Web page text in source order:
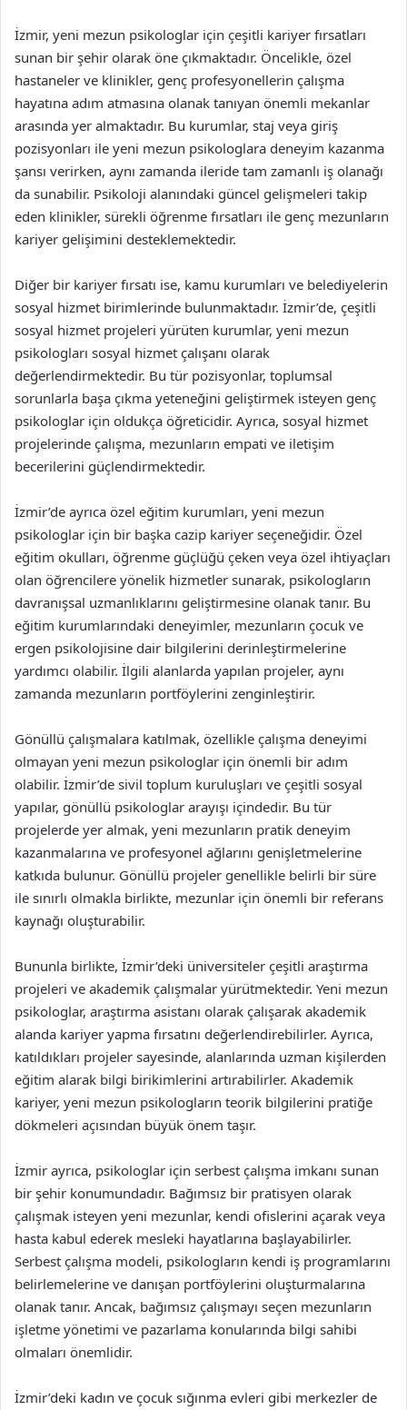
İzmir, yeni mezun psikologlar için çeşitli kariyer fırsatları
sunan bir şehir olarak öne çıkmaktadır. Öncelikle, özel
hastaneler ve klinikler, genç profesyonellerin çalışma
hayatına adım atmasına olanak tanıyan önemli mekanlar
arasında yer almaktadır. Bu kurumlar, staj veya giriş
pozisyonları ile yeni mezun psikologlara deneyim kazanma
şansı verirken, aynı zamanda ileride tam zamanlı iş olanağı
da sunabilir. Psikoloji alanındaki güncel gelişmeleri takip
eden klinikler, sürekli öğrenme fırsatları ile genç mezunların
kariyer gelişimini desteklemektedir.
Diğer bir kariyer fırsatı ise, kamu kurumları ve belediyelerin
sosyal hizmet birimlerinde bulunmaktadır. İzmir’de, çeşitli
sosyal hizmet projeleri yürüten kurumlar, yeni mezun
psikologları sosyal hizmet çalışanı olarak
değerlendirmektedir. Bu tür pozisyonlar, toplumsal
sorunlarla başa çıkma yeteneğini geliştirmek isteyen genç
psikologlar için oldukça öğreticidir. Ayrıca, sosyal hizmet
projelerinde çalışma, mezunların empati ve iletişim
becerilerini güçlendirmektedir.
İzmir’de ayrıca özel eğitim kurumları, yeni mezun
psikologlar için bir başka cazip kariyer seçeneğidir. Özel
eğitim okulları, öğrenme güçlüğü çeken veya özel ihtiyaçları
olan öğrencilere yönelik hizmetler sunarak, psikologların
davranışsal uzmanlıklarını geliştirmesine olanak tanır. Bu
eğitim kurumlarındaki deneyimler, mezunların çocuk ve
ergen psikolojisine dair bilgilerini derinleştirmelerine
yardımcı olabilir. İlgili alanlarda yapılan projeler, aynı
zamanda mezunların portföylerini zenginleştirir.
Gönüllü çalışmalara katılmak, özellikle çalışma deneyimi
olmayan yeni mezun psikologlar için önemli bir adım
olabilir. İzmir’de sivil toplum kuruluşları ve çeşitli sosyal
yapılar, gönüllü psikologlar arayışı içindedir. Bu tür
projelerde yer almak, yeni mezunların pratik deneyim
kazanmalarına ve profesyonel ağlarını genişletmelerine
katkıda bulunur. Gönüllü projeler genellikle belirli bir süre
ile sınırlı olmakla birlikte, mezunlar için önemli bir referans
kaynağı oluşturabilir.
Bununla birlikte, İzmir’deki üniversiteler çeşitli araştırma
projeleri ve akademik çalışmalar yürütmektedir. Yeni mezun
psikologlar, araştırma asistanı olarak çalışarak akademik
alanda kariyer yapma fırsatını değerlendirebilirler. Ayrıca,
katıldıkları projeler sayesinde, alanlarında uzman kişilerden
eğitim alarak bilgi birikimlerini artırabilirler. Akademik
kariyer, yeni mezun psikologların teorik bilgilerini pratiğe
dökmeleri açısından büyük önem taşır.
İzmir ayrıca, psikologlar için serbest çalışma imkanı sunan
bir şehir konumundadır. Bağımsız bir pratisyen olarak
çalışmak isteyen yeni mezunlar, kendi ofislerini açarak veya
hasta kabul ederek mesleki hayatlarına başlayabilirler.
Serbest çalışma modeli, psikologların kendi iş programlarını
belirlemelerine ve danışan portföylerini oluşturmalarına
olanak tanır. Ancak, bağımsız çalışmayı seçen mezunların
işletme yönetimi ve pazarlama konularında bilgi sahibi
olmaları önemlidir.
İzmir’deki kadın ve çocuk sığınma evleri gibi merkezler de